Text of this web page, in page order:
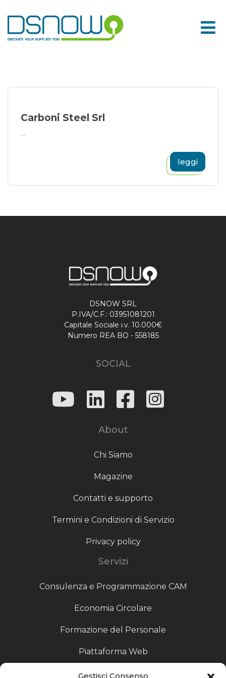
Gestisci Consenso
to
content
Carboni Steel Srl
...
leggi
DSNOW SRL
P.IVA/C.F.: 03951081201
Capitale Sociale i.v. 10.000€
Numero REA BO - 558185
SOCIAL
About
Chi Siamo
Magazine
Contatti e supporto
Termini e Condizioni di Servizio
Privacy policy
Servizi
Consulenza e Programmazione CAM
Economia Circolare
Formazione del Personale
Piattaforma Web
Scouting fornitori